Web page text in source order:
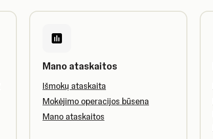
Mano ataskaitos
Išmokų ataskaita
Mokėjimo operacijos būsena
Mano ataskaitos